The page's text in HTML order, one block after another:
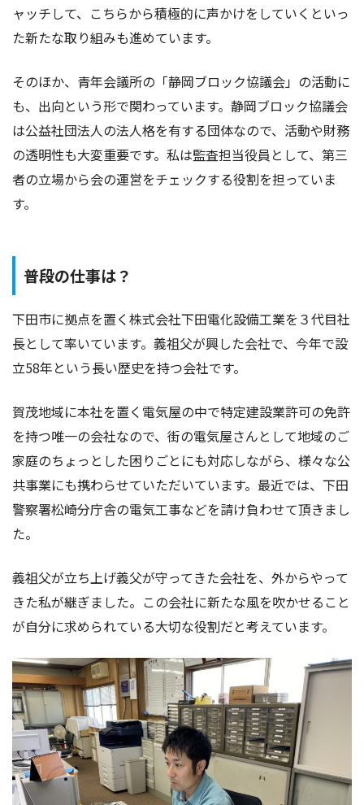
ャッチして、こちらから積極的に声かけをしていくといっ
た新たな取り組みも進めています。
そのほか、青年会議所の「静岡ブロック協議会」の活動に
も、出向という形で関わっています。静岡ブロック協議会
は公益社団法人の法人格を有する団体なので、活動や財務
の透明性も大変重要です。私は監査担当役員として、第三
者の立場から会の運営をチェックする役割を担っていま
す。
普段の仕事は？
下田市に拠点を置く株式会社下田電化設備工業を３代目社
長として率いています。義祖父が興した会社で、今年で設
立58年という長い歴史を持つ会社です。
賀茂地域に本社を置く電気屋の中で特定建設業許可の免許
を持つ唯一の会社なので、街の電気屋さんとして地域のご
家庭のちょっとした困りごとにも対応しながら、様々な公
共事業にも携わらせていただいています。最近では、下田
警察署松崎分庁舎の電気工事などを請け負わせて頂きまし
た。
義祖父が立ち上げ義父が守ってきた会社を、外からやって
きた私が継ぎました。この会社に新たな風を吹かせること
が自分に求められている大切な役割だと考えています。